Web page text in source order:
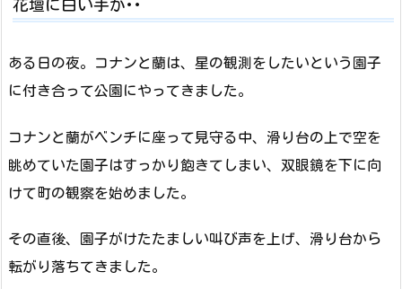
花壇に白い手が･･
ある日の夜。コナンと蘭は、星の観測をしたいという園子
に付き合って公園にやってきました。
コナンと蘭がベンチに座って見守る中、滑り台の上で空を
眺めていた園子はすっかり飽きてしまい、双眼鏡を下に向
けて町の観察を始めました。
その直後、園子がけたたましい叫び声を上げ、滑り台から
転がり落ちてきました。